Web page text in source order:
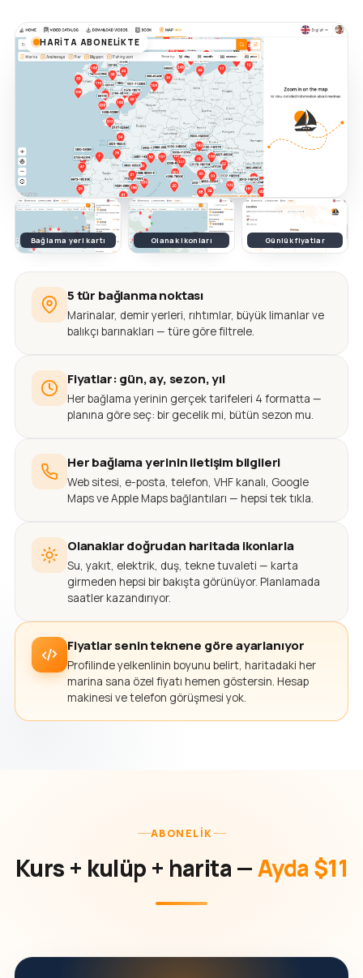
HARITA ABONELIKTE
Bağlama yeri kartı Olanak ikonları Günlük fiyatlar
5 tür bağlanma noktası
Marinalar, demir yerleri, rıhtımlar, büyük limanlar ve
balıkçı barınakları — türe göre filtrele.
Fiyatlar: gün, ay, sezon, yıl
Her bağlama yerinin gerçek tarifeleri 4 formatta —
planına göre seç: bir gecelik mi, bütün sezon mu.
Her bağlama yerinin iletişim bilgileri
Web sitesi, e-posta, telefon, VHF kanalı, Google
Maps ve Apple Maps bağlantıları — hepsi tek tıkla.
Olanaklar doğrudan haritada ikonlarla
Su, yakıt, elektrik, duş, tekne tuvaleti — karta
girmeden hepsi bir bakışta görünüyor. Planlamada
saatler kazandırıyor.
Fiyatlar senin teknene göre ayarlanıyor
Profilinde yelkenlinin boyunu belirt, haritadaki her
marina sana özel fiyatı hemen göstersin. Hesap
makinesi ve telefon görüşmesi yok.
ABONELIK
Kurs + kulüp + harita —Ayda $11